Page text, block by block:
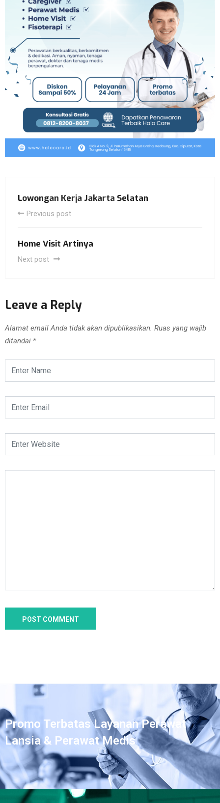
Lowongan Kerja Jakarta Selatan
Previous post
Home Visit Artinya
Next post
Leave a Reply
Alamat email Anda tidak akan dipublikasikan. Ruas yang wajib
ditandai *
Promo Terbatas Layanan Perawat
Lansia & Perawat Medis